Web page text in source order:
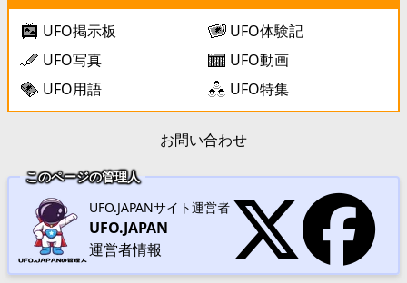
UFO掲示板
UFO体験記
UFO写真
UFO動画
UFO用語
UFO特集
お問い合わせ
このページの管理人
UFO.JAPANサイト運営者
UFO.JAPAN
運営者情報